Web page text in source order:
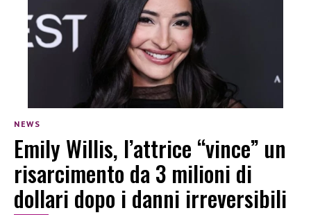
NEWS
Emily Willis, l’attrice “vince” un
risarcimento da 3 milioni di
dollari dopo i danni irreversibili